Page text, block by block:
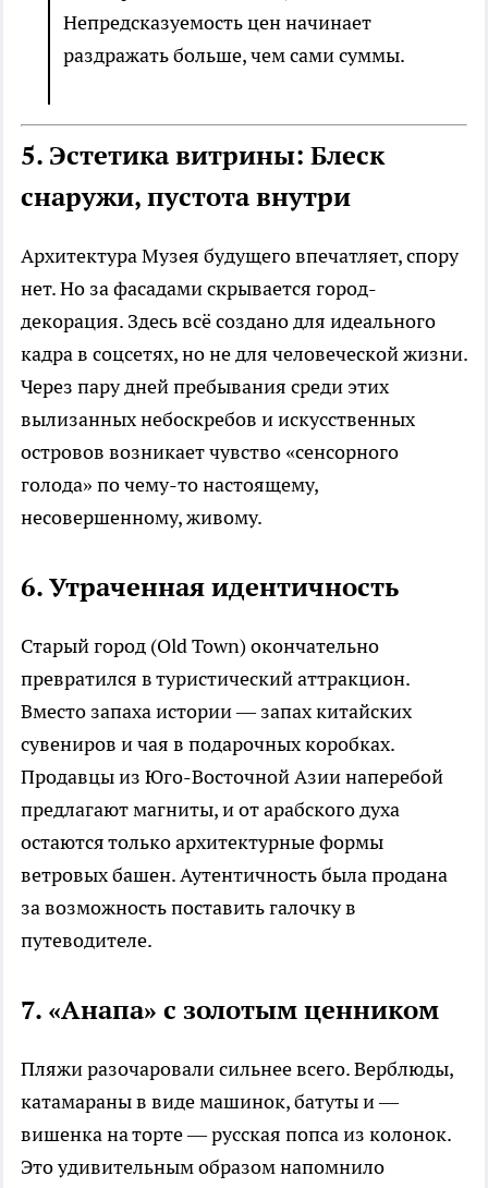
Непредсказуемость цен начинает
раздражать больше, чем сами суммы.
5. Эстетика витрины: Блеск
снаружи, пустота внутри
Архитектура Музея будущего впечатляет, спору
нет. Но за фасадами скрывается город-
декорация. Здесь всё создано для идеального
кадра в соцсетях, но не для человеческой жизни.
Через пару дней пребывания среди этих
вылизанных небоскребов и искусственных
островов возникает чувство «сенсорного
голода» по чему-то настоящему,
несовершенному, живому.
6. Утраченная идентичность
Старый город (Old Town) окончательно
превратился в туристический аттракцион.
Вместо запаха истории — запах китайских
сувениров и чая в подарочных коробках.
Продавцы из Юго-Восточной Азии наперебой
предлагают магниты, и от арабского духа
остаются только архитектурные формы
ветровых башен. Аутентичность была продана
за возможность поставить галочку в
путеводителе.
7. «Анапа» с золотым ценником
Пляжи разочаровали сильнее всего. Верблюды,
катамараны в виде машинок, батуты и —
вишенка на торте — русская попса из колонок.
Это удивительным образом напомнило